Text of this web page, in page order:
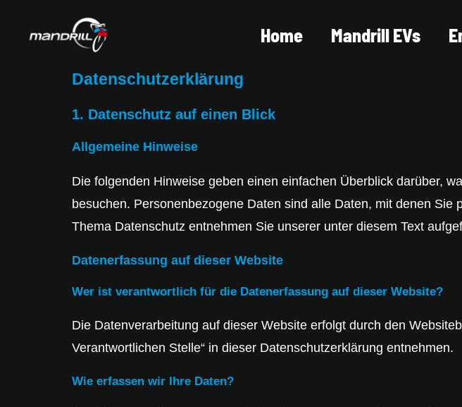
Home Mandrill EVs
Datenschutz­erklärung
1. Datenschutz auf einen Blick
Allgemeine Hinweise
Die folgenden Hinweise geben einen einfachen Überblick darüber,
besuchen. Personenbezogene Daten sind alle Daten, mit denen
Thema Datenschutz entnehmen Sie unserer unter diesem Text
Datenerfassung auf dieser Website
Wer ist verantwortlich für die Datenerfassung auf dieser Website?
Die Datenverarbeitung auf dieser Website erfolgt durch den
Verantwortlichen Stelle“ in dieser Datenschutzerklärung entnehmen.
Wie erfassen wir Ihre Daten?